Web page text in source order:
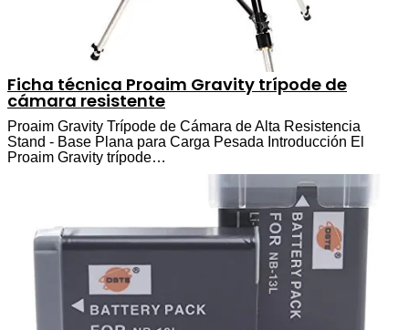
Ficha técnica Proaim Gravity trípode de
cámara resistente
Proaim Gravity Trípode de Cámara de Alta Resistencia
Stand - Base Plana para Carga Pesada Introducción El
Proaim Gravity trípode…